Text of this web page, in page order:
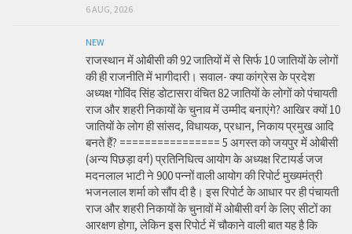
6 AUG, 2026
NEW
राजस्थान में ओबीसी की 92 जातियों में से सिर्फ 10 जातियों के लोगों
की ही राजनीति में भागीदारी। सवाल- क्या कांग्रेस के प्रदेश
अध्यक्ष गोविंद सिंह डोटासरा वंचित 82 जातियों के लोगों को पंचायती
राज और शहरी निकायों के चुनाव में उम्मीद बनाएंगे? आखिर क्यों 10
जातियों के लोग ही सांसद, विधायक, प्रधान, निकाय प्रमुख आदि
बनते हैं? ================ 5 अगस्त को जयपुर में ओबीसी
(अन्य पिछड़ा वर्ग) प्रतिनिधित्व आयोग के अध्यक्ष रिटायर्ड जज
मदनलाल भाटी ने 900 पन्नों वाली आयोग की रिपोर्ट मुख्यमंत्री
भजनलाल शर्मा को सौंप दी है। इस रिपोर्ट के आधार पर ही पंचायती
राज और शहरी निकायों के चुनावों में ओबीसी वर्ग के लिए सीटों का
आरक्षण होगा, लेकिन इस रिपोर्ट में चौकाने वाली बात यह है कि